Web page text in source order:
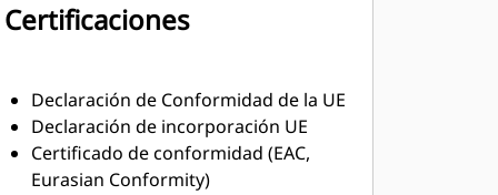
Certificaciones
Declaración de Conformidad de la UE
Declaración de incorporación UE
Certificado de conformidad (EAC,
Eurasian Conformity)